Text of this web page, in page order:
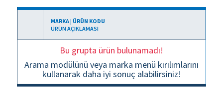
MARKA | ÜRÜN KODU
ÜRÜN AÇIKLAMASI
Bu grupta ürün bulunamadı!
Arama modülünü veya marka menü kırılımlarını
kullanarak daha iyi sonuç alabilirsiniz!